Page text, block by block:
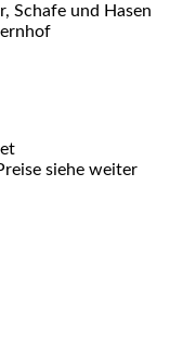
Schafe und Hasen
siehe weiter